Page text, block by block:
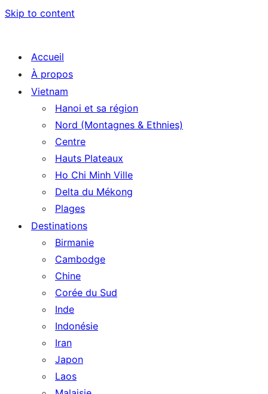
Skip to content
Accueil
À propos
Vietnam
Hanoi et sa région
Nord (Montagnes & Ethnies)
Centre
Hauts Plateaux
Ho Chi Minh Ville
Delta du Mékong
Plages
Destinations
Birmanie
Cambodge
Chine
Corée du Sud
Inde
Indonésie
Iran
Japon
Laos